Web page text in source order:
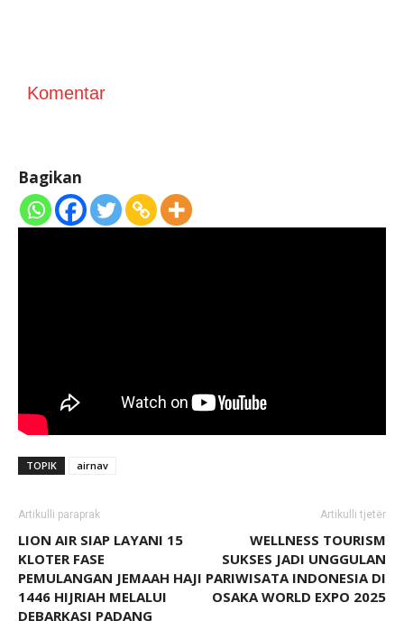
Komentar
Bagikan
TOPIK airnav
Artikulli paraprak
LION AIR SIAP LAYANI 15
KLOTER FASE
PEMULANGAN JEMAAH HAJI
1446 HIJRIAH MELALUI
DEBARKASI PADANG
Artikulli tjetër
WELLNESS TOURISM
SUKSES JADI UNGGULAN
PARIWISATA INDONESIA DI
OSAKA WORLD EXPO 2025